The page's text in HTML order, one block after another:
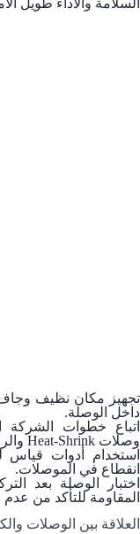
تجهيز مكان نظيف
داخل الوصلة.
اتباع خطوات الشركة
وصلات Heat-Shrink والراتنجية.
استخدام أدوات قياس
انقطاع في الموصلات.
اختبار الوصلة بعد
المقاومة للتأكد من
العلاقة بين الوصلات